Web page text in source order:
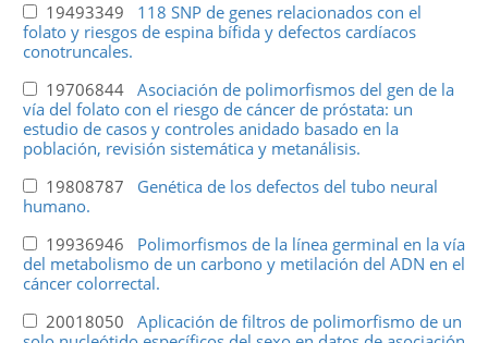
19493349 118 SNP de genes relacionados con el
folato y riesgos de espina bífida y defectos cardíacos
conotruncales.
19706844 Asociación de polimorfismos del gen de la
vía del folato con el riesgo de cáncer de próstata: un
estudio de casos y controles anidado basado en la
población, revisión sistemática y metanálisis.
19808787 Genética de los defectos del tubo neural
humano.
19936946 Polimorfismos de la línea germinal en la vía
del metabolismo de un carbono y metilación del ADN en el
cáncer colorrectal.
20018050 Aplicación de filtros de polimorfismo de un